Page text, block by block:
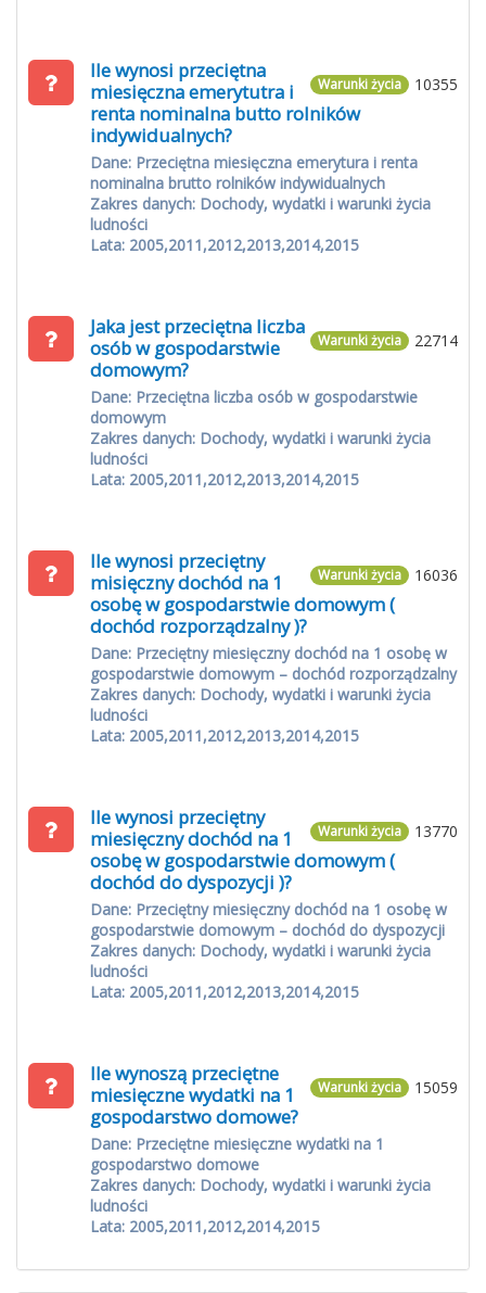
10355
Warunki życia
Ile wynosi przeciętna
miesięczna emerytutra i
renta nominalna butto rolników
indywidualnych?
Dane: Przeciętna miesięczna emerytura i renta
nominalna brutto rolników indywidualnych
Zakres danych: Dochody, wydatki i warunki życia
ludności
Lata: 2005,2011,2012,2013,2014,2015
22714
Warunki życia
Jaka jest przeciętna liczba
osób w gospodarstwie
domowym?
Dane: Przeciętna liczba osób w gospodarstwie
domowym
Zakres danych: Dochody, wydatki i warunki życia
ludności
Lata: 2005,2011,2012,2013,2014,2015
16036
Warunki życia
Ile wynosi przeciętny
misięczny dochód na 1
osobę w gospodarstwie domowym (
dochód rozporządzalny )?
Dane: Przeciętny miesięczny dochód na 1 osobę w
gospodarstwie domowym – dochód rozporządzalny
Zakres danych: Dochody, wydatki i warunki życia
ludności
Lata: 2005,2011,2012,2013,2014,2015
13770
Warunki życia
Ile wynosi przeciętny
miesięczny dochód na 1
osobę w gospodarstwie domowym (
dochód do dyspozycji )?
Dane: Przeciętny miesięczny dochód na 1 osobę w
gospodarstwie domowym – dochód do dyspozycji
Zakres danych: Dochody, wydatki i warunki życia
ludności
Lata: 2005,2011,2012,2013,2014,2015
15059
Warunki życia
Ile wynoszą przeciętne
miesięczne wydatki na 1
gospodarstwo domowe?
Dane: Przeciętne miesięczne wydatki na 1
gospodarstwo domowe
Zakres danych: Dochody, wydatki i warunki życia
ludności
Lata: 2005,2011,2012,2014,2015